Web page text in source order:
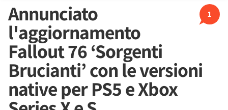
1
Annunciato
l'aggiornamento
Fallout 76 ‘Sorgenti
Brucianti’ con le versioni
native per PS5 e Xbox